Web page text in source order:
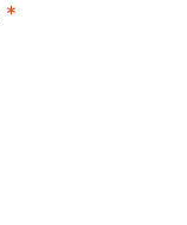
*